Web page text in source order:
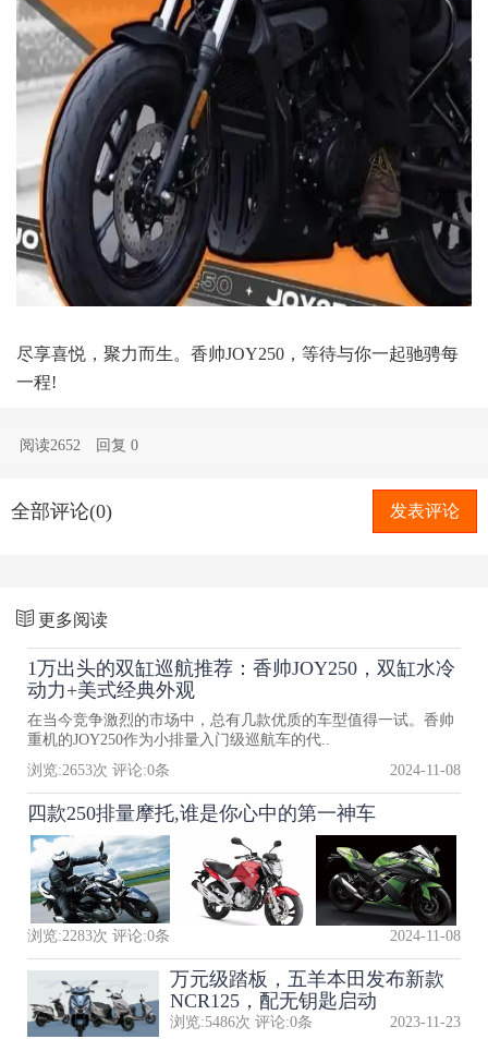
尽享喜悦，聚力而生。香帅JOY250，等待与你一起驰骋每
一程!
阅读2652 回复0
全部评论(0) 发表评论
更多阅读
1万出头的双缸巡航推荐：香帅JOY250，双缸水冷
动力+美式经典外观
在当今竞争激烈的市场中，总有几款优质的车型值得一试。香帅
重机的JOY250作为小排量入门级巡航车的代..
浏览:2653次 评论:0条 2024-11-08
四款250排量摩托,谁是你心中的第一神车
浏览:2283次 评论:0条 2024-11-08
万元级踏板，五羊本田发布新款
NCR125，配无钥匙启动
浏览:5486次 评论:0条 2023-11-23